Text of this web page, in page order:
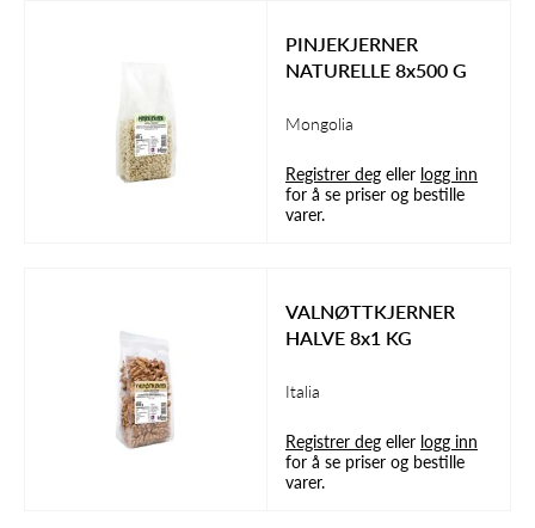
PINJEKJERNER
NATURELLE 8x500 G
Mongolia
Registrer deg eller logg inn
for å se priser og bestille
varer.
VALNØTTKJERNER
HALVE 8x1 KG
Italia
Registrer deg eller logg inn
for å se priser og bestille
varer.